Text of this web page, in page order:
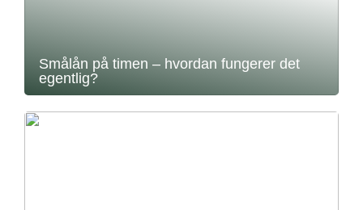
Smålån på timen – hvordan fungerer det
egentlig?